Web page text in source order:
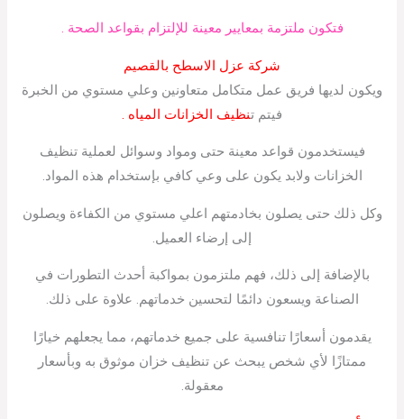
فتكون ملتزمة بمعايير معينة للإلتزام بقواعد الصحة .
شركة عزل الاسطح بالقصيم
ويكون لديها فريق عمل متكامل متعاونين وعلي مستوي من الخبرة
فيتم تنظيف الخزانات المياه .
فيستخدمون قواعد معينة حتى ومواد وسوائل لعملية تنظيف
الخزانات ولابد يكون على وعي كافي بإستخدام هذه المواد.
وكل ذلك حتى يصلون بخادمتهم اعلي مستوي من الكفاءة ويصلون
إلى إرضاء العميل.
بالإضافة إلى ذلك، فهم ملتزمون بمواكبة أحدث التطورات في
الصناعة ويسعون دائمًا لتحسين خدماتهم. علاوة على ذلك.
يقدمون أسعارًا تنافسية على جميع خدماتهم، مما يجعلهم خيارًا
ممتازًا لأي شخص يبحث عن تنظيف خزان موثوق به وبأسعار
معقولة.